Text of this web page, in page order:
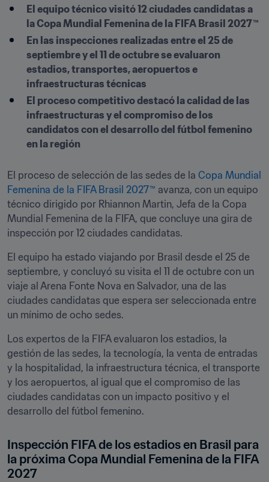
El equipo técnico visitó 12 ciudades candidatas a
la Copa Mundial Femenina de la FIFA Brasil 2027™
En las inspecciones realizadas entre el 25 de
septiembre y el 11 de octubre se evaluaron
estadios, transportes, aeropuertos e
infraestructuras técnicas
El proceso competitivo destacó la calidad de las
infraestructuras y el compromiso de los
candidatos con el desarrollo del fútbol femenino
en la región
El proceso de selección de las sedes de la Copa Mundial
Femenina de la FIFA Brasil 2027™ avanza, con un equipo
técnico dirigido por Rhiannon Martin, Jefa de la Copa
Mundial Femenina de la FIFA, que concluye una gira de
inspección por 12 ciudades candidatas.
El equipo ha estado viajando por Brasil desde el 25 de
septiembre, y concluyó su visita el 11 de octubre con un
viaje al Arena Fonte Nova en Salvador, una de las
ciudades candidatas que espera ser seleccionada entre
un mínimo de ocho sedes.
Los expertos de la FIFA evaluaron los estadios, la
gestión de las sedes, la tecnología, la venta de entradas
y la hospitalidad, la infraestructura técnica, el transporte
y los aeropuertos, al igual que el compromiso de las
ciudades candidatas con un impacto positivo y el
desarrollo del fútbol femenino.
Inspección FIFA de los estadios en Brasil para
la próxima Copa Mundial Femenina de la FIFA
2027